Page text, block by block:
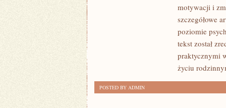
RODZEŃSTWEM
motywacji i
szczegółowe
poziomie
tekst został
praktycznymi
życiu
POSTED BY ADMIN